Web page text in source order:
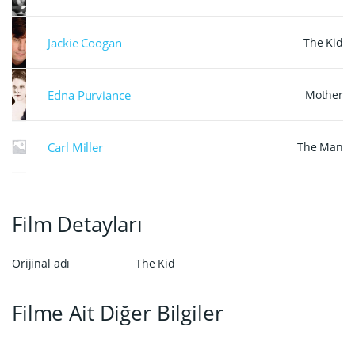
köpek ile giremeyeceğinden Scrabs’i pantolonunun
Charlie, Edna’ya aşık olmuştur ve onu oradan
Jackie Coogan The Kid
Edna Purviance Mother
Carl Miller The Man
Film Detayları
Orijinal adı The Kid
Filme Ait Diğer Bilgiler